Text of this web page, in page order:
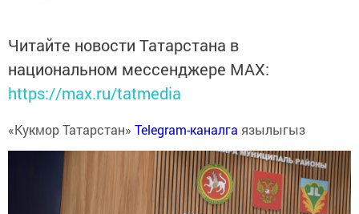
Читайте новости Татарстана в
национальном мессенджере MАХ:
https://max.ru/tatmedia
«Кукмор Татарстан» Telegram-каналга язылыгыз